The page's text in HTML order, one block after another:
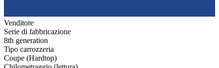
Venditore
Serie di fabbricazione
8th generation
Tipo carrozzeria
Coupe (Hardtop)